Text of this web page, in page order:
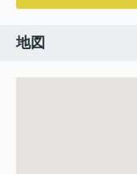
地図